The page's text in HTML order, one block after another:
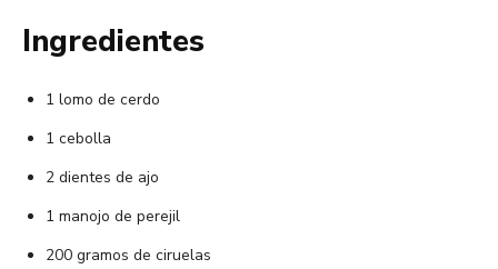
Ingredientes
1 lomo de cerdo
1 cebolla
2 dientes de ajo
1 manojo de perejil
200 gramos de ciruelas